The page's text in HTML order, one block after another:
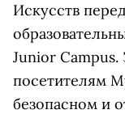
Искусств
Junior
посетителям
безопасном и